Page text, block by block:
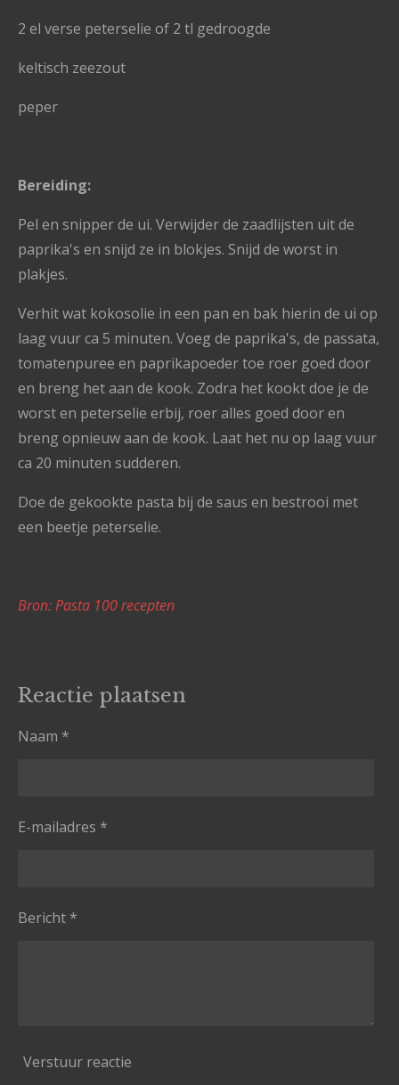
2 el verse peterselie of 2 tl gedroogde
keltisch zeezout
peper
Bereiding:
Pel en snipper de ui. Verwijder de zaadlijsten uit de
paprika's en snijd ze in blokjes. Snijd de worst in
plakjes.
Verhit wat kokosolie in een pan en bak hierin de ui op
laag vuur ca 5 minuten. Voeg de paprika's, de passata,
tomatenpuree en paprikapoeder toe roer goed door
en breng het aan de kook. Zodra het kookt doe je de
worst en peterselie erbij, roer alles goed door en
breng opnieuw aan de kook. Laat het nu op laag vuur
ca 20 minuten sudderen.
Doe de gekookte pasta bij de saus en bestrooi met
een beetje peterselie.
Bron: Pasta 100 recepten
Reactie plaatsen
Naam *
E-mailadres *
Bericht *
Verstuur reactie